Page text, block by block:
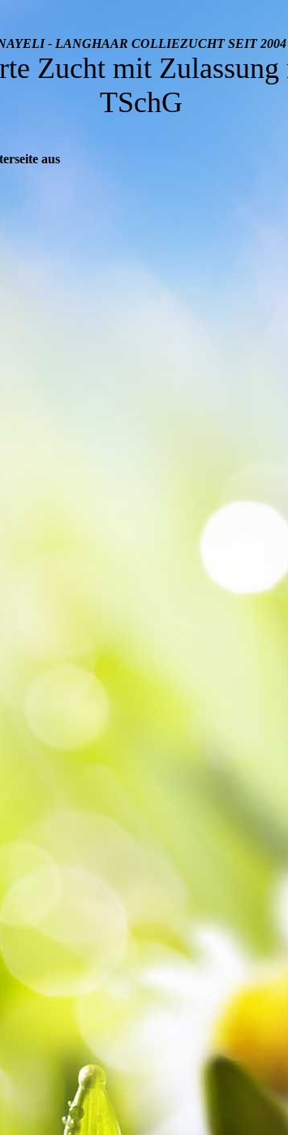
- LANGHAAR COLLIEZUCHT SEIT2004
Zucht mit Zulassung
TSchG
aus